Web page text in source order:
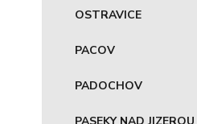
OSTRAVICE
PACOV
PADOCHOV